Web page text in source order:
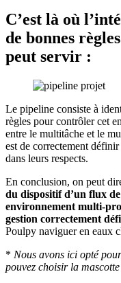
C’est là où
de bonnes
peut servir :
Le pipeline consiste à
règles pour contrôler cet
entre le multitâche et le
est de correctement
dans leurs respects.
En conclusion, on peut
du dispositif d’un flux
environnement multi-
gestion correctement
Poulpy naviguer en eaux
* Nous avons ici opté
pouvez choisir la